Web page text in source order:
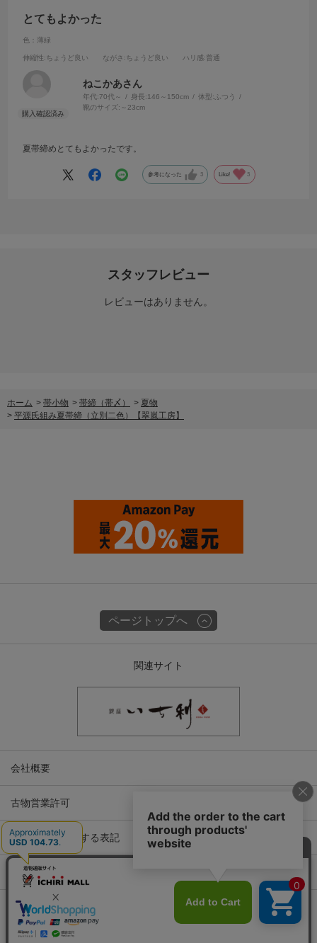
とてもよかった
色：薄緑
伸縮性:ちょうど良い ながさ :ちょうど良い ハリ感:普通
ねこかあさん
年代:70代～ 身長:146～150cm 体型:ふつう
靴のサイズ: ～23cm
夏帯締めとてもよかったです。
参考になった 3 Like! 3
スタッフレビュー
レビューはありません。
ホーム > 帯小物 > 帯締（帯〆） > 夏物
> 平源氏組み夏帯締（立別二色）【翠嵐工房】
ページトップへ
関連サイト
会社概要
古物営業許可
特定商取引に関する表記
プライバシーポリシー